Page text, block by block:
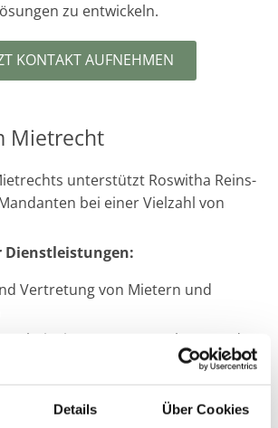
Details Über Cookies
zu entwickeln.
KONTAKT AUFNEHMEN
Mietrecht
unterstützt Roswitha Reins-
bei einer Vielzahl von
Dienstleistungen:
Vertretung von Mietern und
bei Mietvertragsgestaltung und -
Mietmängeln und Mietminderungen
Streitfällen rund um